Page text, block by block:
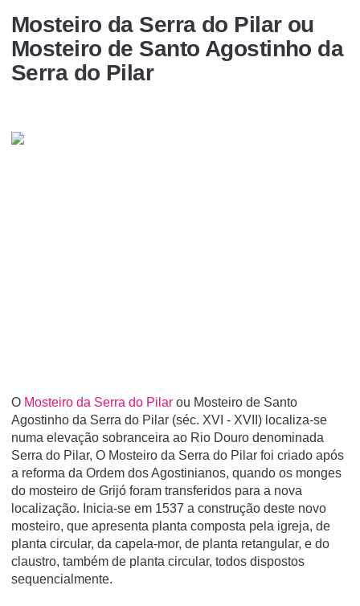
Mosteiro da Serra do Pilar ou
Mosteiro de Santo Agostinho da
Serra do Pilar
O Mosteiro da Serra do Pilar ou Mosteiro de Santo
Agostinho da Serra do Pilar (séc. XVI - XVII) localiza-se
numa elevação sobranceira ao Rio Douro denominada
Serra do Pilar, O Mosteiro da Serra do Pilar foi criado após
a reforma da Ordem dos Agostinianos, quando os monges
do mosteiro de Grijó foram transferidos para a nova
localização. Inicia-se em 1537 a construção deste novo
mosteiro, que apresenta planta composta pela igreja, de
planta circular, da capela-mor, de planta retangular, e do
claustro, também de planta circular, todos dispostos
sequencialmente.